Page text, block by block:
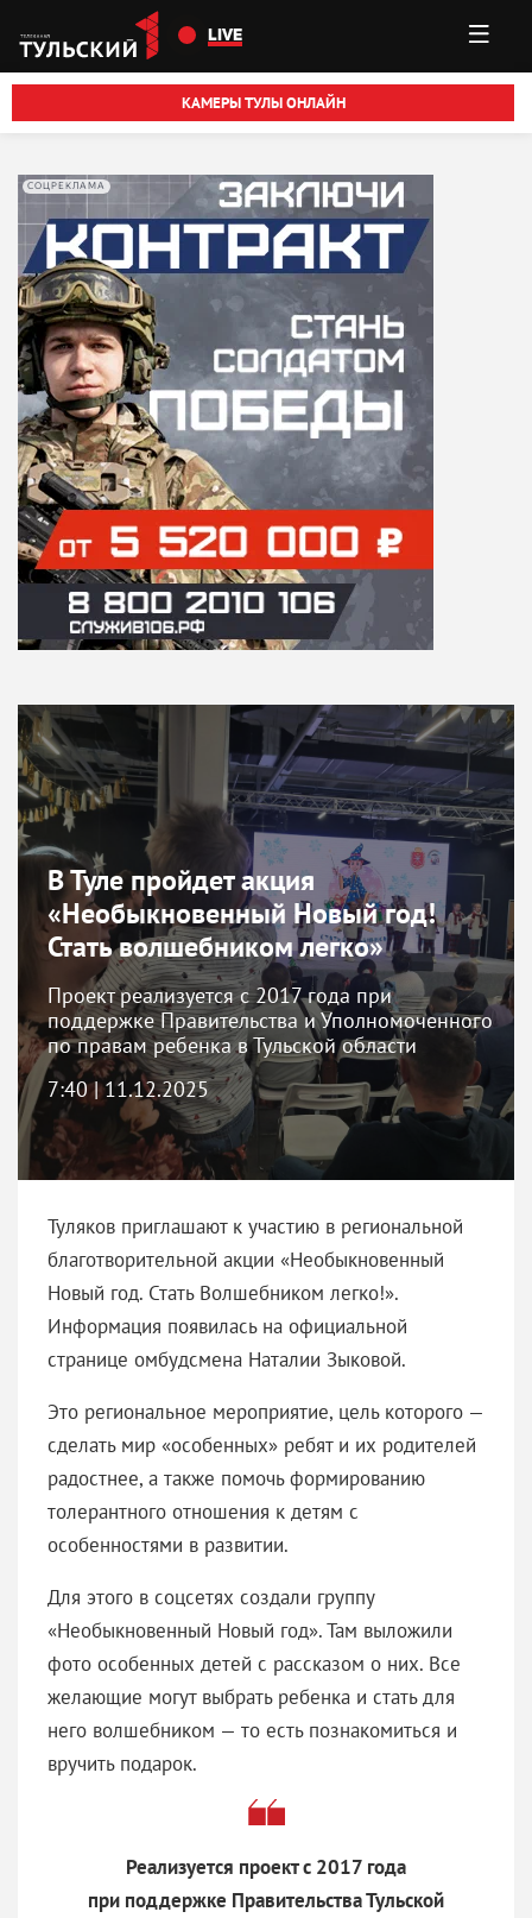
Перейти к основному содержанию
LIVE
КАМЕРЫ ТУЛЫ ОНЛАЙН
СОЦРЕКЛАМА
В Туле пройдет акция
«Необыкновенный Новый год!
Стать волшебником легко»
Проект реализуется с 2017 года при
поддержке Правительства и Уполномоченного
по правам ребенка в Тульской области
7:40 | 11.12.2025
Туляков приглашают к участию в региональной
благотворительной акции «Необыкновенный
Новый год. Стать Волшебником легко!».
Информация появилась на официальной
странице омбудсмена Наталии Зыковой.
Это региональное мероприятие, цель которого —
сделать мир «особенных» ребят и их родителей
радостнее, а также помочь формированию
толерантного отношения к детям с
особенностями в развитии.
Для этого в соцсетях создали группу
«Необыкновенный Новый год». Там выложили
фото особенных детей с рассказом о них. Все
желающие могут выбрать ребенка и стать для
него волшебником — то есть познакомиться и
вручить подарок.
Реализуется проект с 2017 года
при поддержке Правительства Тульской